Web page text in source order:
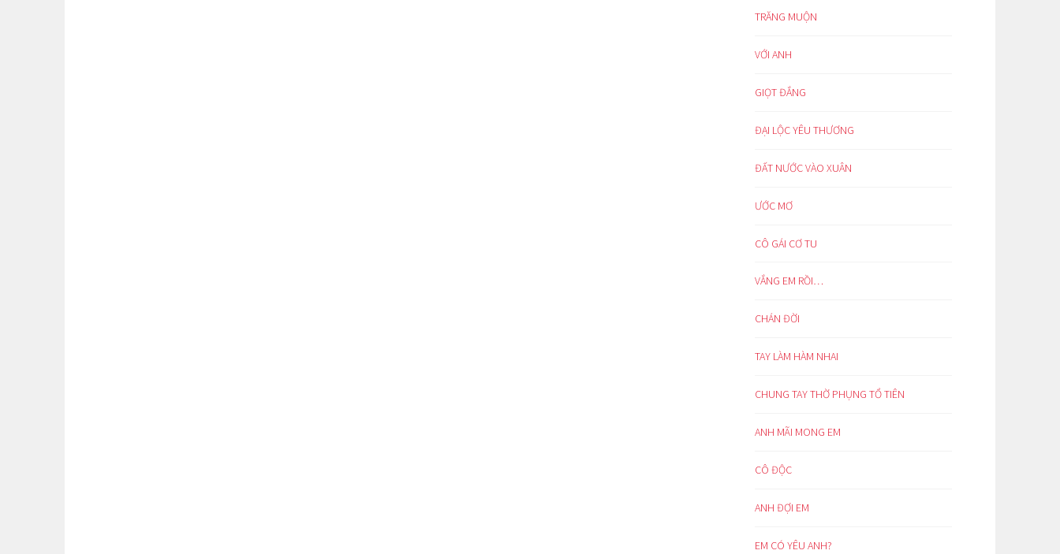
TRĂNG MUỘN
VỚI ANH
GIỌT ĐẮNG
ĐẠI LỘC YÊU THƯƠNG
ĐẤT NƯỚC VÀO XUÂN
ƯỚC MƠ
CÔ GÁI CƠ TU
VẮNG EM RỒI…
CHÁN ĐỜI
TAY LÀM HÀM NHAI
CHUNG TAY THỜ PHỤNG TỔ TIÊN
ANH MÃI MONG EM
CÔ ĐỘC
ANH ĐỢI EM
EM CÓ YÊU ANH?